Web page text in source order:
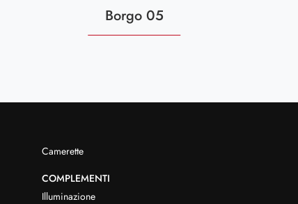
Borgo 05
Camerette
COMPLEMENTI
Illuminazione